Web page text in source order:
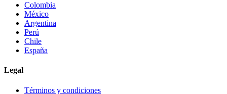
Colombia
México
Argentina
Perú
Chile
España
Legal
Términos y condiciones